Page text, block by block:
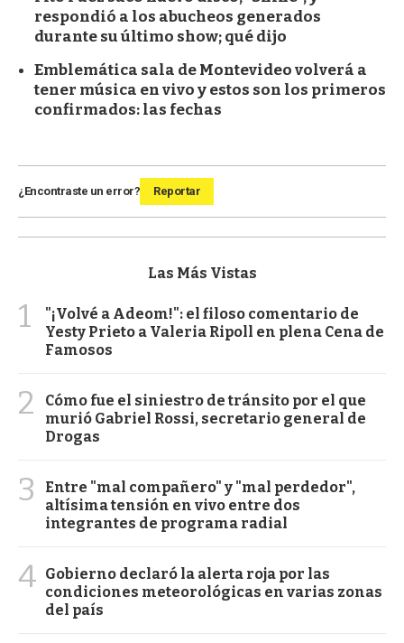
respondió a los abucheos generados
durante su último show; qué dijo
Emblemática sala de Montevideo volverá a
tener música en vivo y estos son los primeros
confirmados: las fechas
¿Encontraste un error? Reportar
Las Más Vistas
1
"¡Volvé a Adeom!": el filoso comentario de
Yesty Prieto a Valeria Ripoll en plena Cena de
Famosos
2
Cómo fue el siniestro de tránsito por el que
murió Gabriel Rossi, secretario general de
Drogas
3
Entre "mal compañero" y "mal perdedor",
altísima tensión en vivo entre dos
integrantes de programa radial
4 Gobierno declaró la alerta roja por las
condiciones meteorológicas en varias zonas
del país